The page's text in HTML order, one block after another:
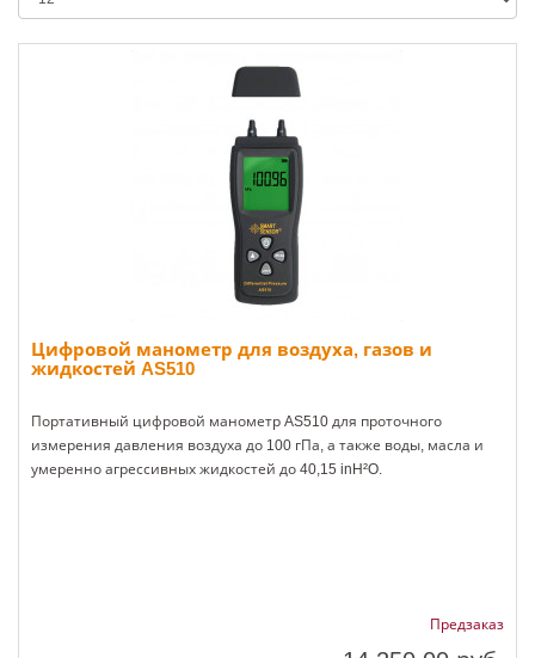
Цифровой манометр для воздуха, газов и
жидкостей AS510
Портативный цифровой манометр AS510 для проточного
измерения давления воздуха до 100 гПа, а также воды, масла и
умеренно агрессивных жидкостей до 40,15 inH²O.
Предзаказ